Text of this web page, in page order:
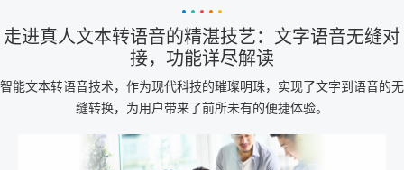
走进真人文本转语音的精湛技艺：文字语音无缝对
接，功能详尽解读
智能文本转语音技术，作为现代科技的璀璨明珠，实现了文字到语音的无
缝转换，为用户带来了前所未有的便捷体验。